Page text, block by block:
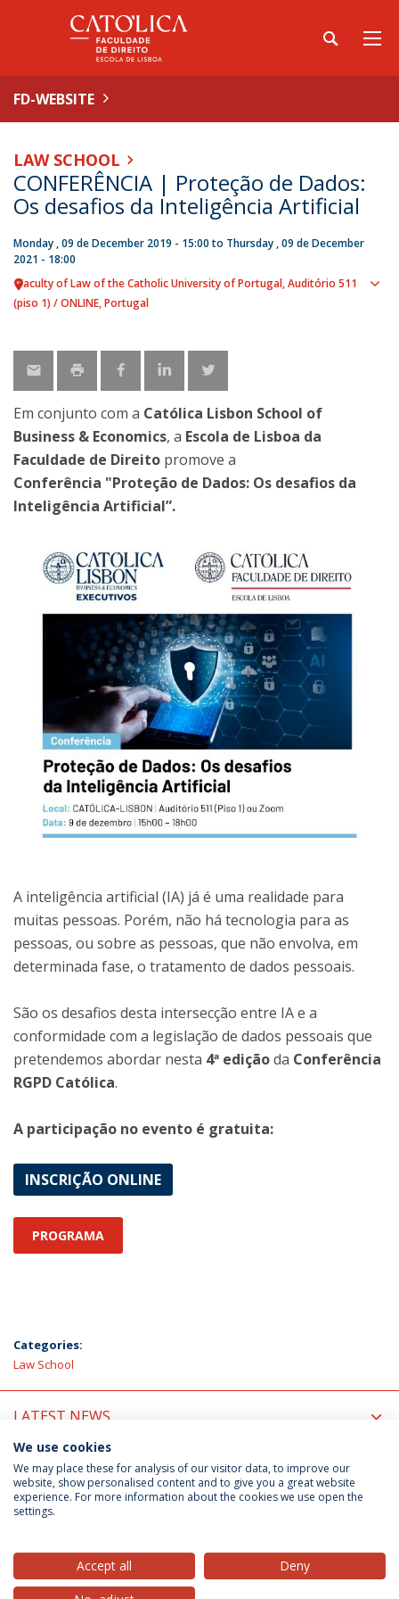
FD-WEBSITE
LAW SCHOOL
CONFERÊNCIA | Proteção de Dados:
Os desafios da Inteligência Artificial
Monday , 09 de December 2019 - 15:00to Thursday , 09 de December
2021 - 18:00
Faculty of Law of the Catholic University of Portugal Auditório 511
(piso 1) / ONLINE Portugal
Em conjunto com a Católica Lisbon School of
Business & Economics, a Escola de Lisboa da
Faculdade de Direito promove a
Conferência "Proteção de Dados: Os desafios da
Inteligência Artificial”.
A inteligência artificial (IA) já é uma realidade para
muitas pessoas. Porém, não há tecnologia para as
pessoas, ou sobre as pessoas, que não envolva, em
determinada fase, o tratamento de dados pessoais.
São os desafios desta intersecção entre IA e a
conformidade com a legislação de dados pessoais que
pretendemos abordar nesta 4ª ediçãoda Conferência
RGPD Católica.
A participação no evento é gratuita:
INSCRIÇÃO ONLINE
PROGRAMA
Categories:
Law School
LATEST NEWS
UPCOMING EVENTS
Privacy Policy
We use cookies
We may place these for analysis of our visitor data, to improve our
website, show personalised content and to give you a great website
experience. For more information about the cookies we use open the
settings.
Accept all
Deny